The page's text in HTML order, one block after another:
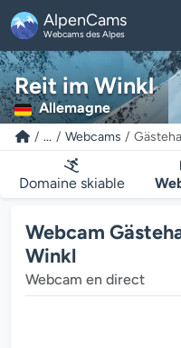
AlpenCams
Webcams des Alpes
Reit im Winkl
Allemagne
... Webcams
Domaine skiable
Webcam
Winkl
Webcam en direct